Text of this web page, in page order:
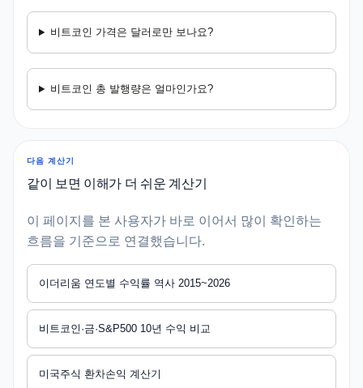
비트코인 가격은 달러로만 보나요?
비트코인 총 발행량은 얼마인가요?
다음 계산기
같이 보면 이해가 더 쉬운 계산기
이 페이지를 본 사용자가 바로 이어서 많이 확인하는
흐름을 기준으로 연결했습니다.
이더리움 연도별 수익률 역사 2015~2026
비트코인·금·S&P500 10년 수익 비교
미국주식 환차손익 계산기